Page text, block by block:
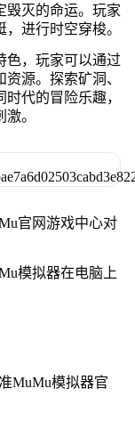
毁灭的命运。玩家
进行时空穿梭。
色，玩家可以通过
源。探索矿洞、
代的冒险乐趣，
。
官网游戏中心对
模拟器在电脑上
MuMu模拟器官